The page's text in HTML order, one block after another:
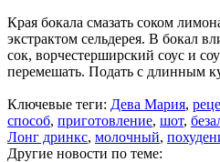
Края бокала смазать соком
экстрактом сельдерея. В бокал
сок, ворчестерширский соус и
перемешать. Подать с длинным
Ключевые теги: Дева Мария,
способ, приготовление, шот,
Лонг дринкс, молочный,
Другие новости по теме: